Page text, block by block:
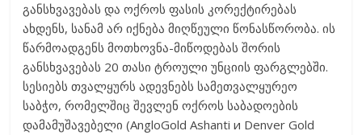
განსხვავებას და ოქროს ფასის კორექტირებას
ახდენს, სანამ არ იქნება მიღწეული წონასწორობა. ის
წარმოადგენს მოთხოვნა-მიწოდებას შორის
განსხვავებას 20 თასი ტროული უნციის ფარგლებში.
სესიებს თვალყურს ადევნებს სამეთვალყურეო
საბჭო, რომელშიც შევლენ ოქროს საბადოების
დამამუშავებელი (AngloGold Ashanti и Denver Gold